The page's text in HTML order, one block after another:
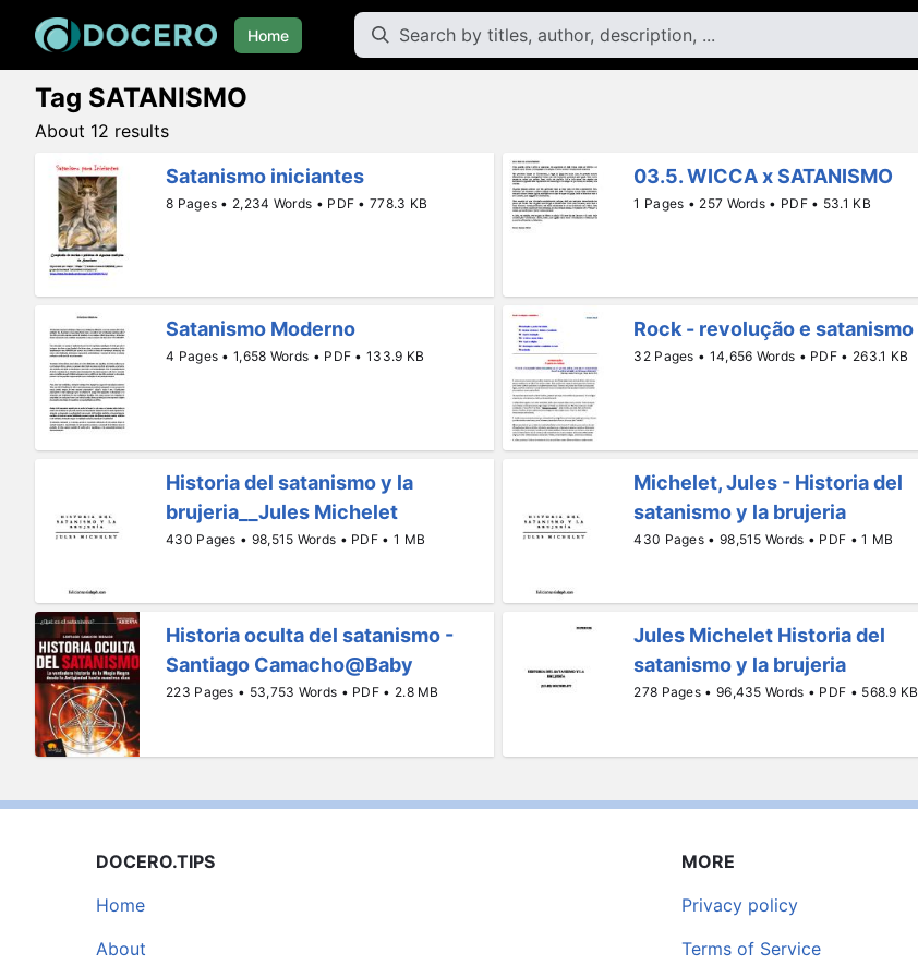
Home
Tag SATANISMO
About 12 results
Satanismo iniciantes
8 Pages • 2,234 Words • PDF • 778.3 KB
03.5. WICCA x SATANISMO
1 Pages • 257 Words • PDF • 53.1 KB
Satanismo Moderno
4 Pages • 1,658 Words • PDF • 133.9 KB
Rock - revolução e satanismo
32 Pages • 14,656 Words • PDF • 263.1 KB
Historia del satanismo y la
brujeria__Jules Michelet
430 Pages • 98,515 Words • PDF • 1 MB
Michelet, Jules - Historia del
satanismo y la brujeria
430 Pages • 98,515 Words • PDF • 1 MB
Historia oculta del satanismo -
Santiago Camacho@Baby
223 Pages • 53,753 Words • PDF • 2.8 MB
Jules Michelet Historia del
satanismo y la brujeria
278 Pages • 96,435 Words • PDF • 568.9 KB
DOCERO.TIPS
Home
About
MORE
Privacy policy
Terms of Service